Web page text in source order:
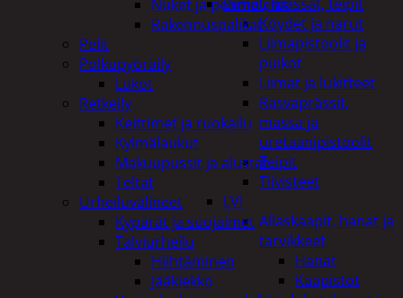
Köydet ja narut
Liimapistoolit ja
puikot
Liimat ja lukitteet
Rasvaprässit,
massa ja
uretaanipistoolit
Teipit
Tiivisteet
LVI
Allaskaapit, hanat ja
tarvikkeet
Hanat
Kaapistot
Nuket ja pehmolelut
Rakennuspalikat
Pelit
Polkupyöräily
Lukot
Retkeily
Keittimet ja ruokailu
Kylmälaukut
Makuupussit ja alustat
Teltat
Urheiluvälineet
Kypärät ja suojaimet
Talviurheilu
Hiihtäminen
Jääkiekko